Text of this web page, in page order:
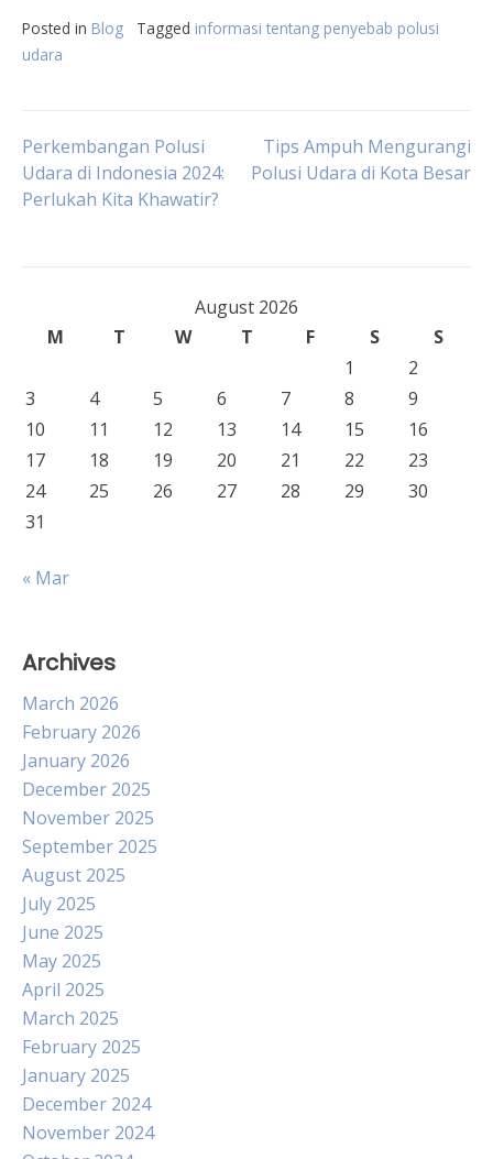
Posted in Blog Tagged informasi tentang penyebab polusi
udara
Post
navigation
Perkembangan Polusi
Udara di Indonesia 2024:
Perlukah Kita Khawatir?
Tips Ampuh Mengurangi
Polusi Udara di Kota Besar
August 2026
M
T W T F S
S
1
2
3
4 5 6 7 8
9
10
11 12 13 14 15
16
17
18 19 20 21 22
23
24
25 26 27 28 29
30
31
« Mar
Archives
March 2026
February 2026
January 2026
December 2025
November 2025
September 2025
August 2025
July 2025
June 2025
May 2025
April 2025
March 2025
February 2025
January 2025
December 2024
November 2024